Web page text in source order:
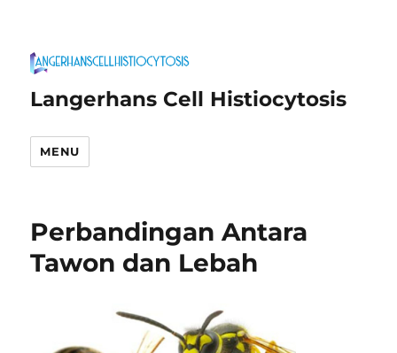
Langerhans Cell Histiocytosis
MENU
Perbandingan Antara
Tawon dan Lebah